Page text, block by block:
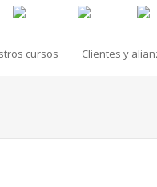
cursos Clientes y